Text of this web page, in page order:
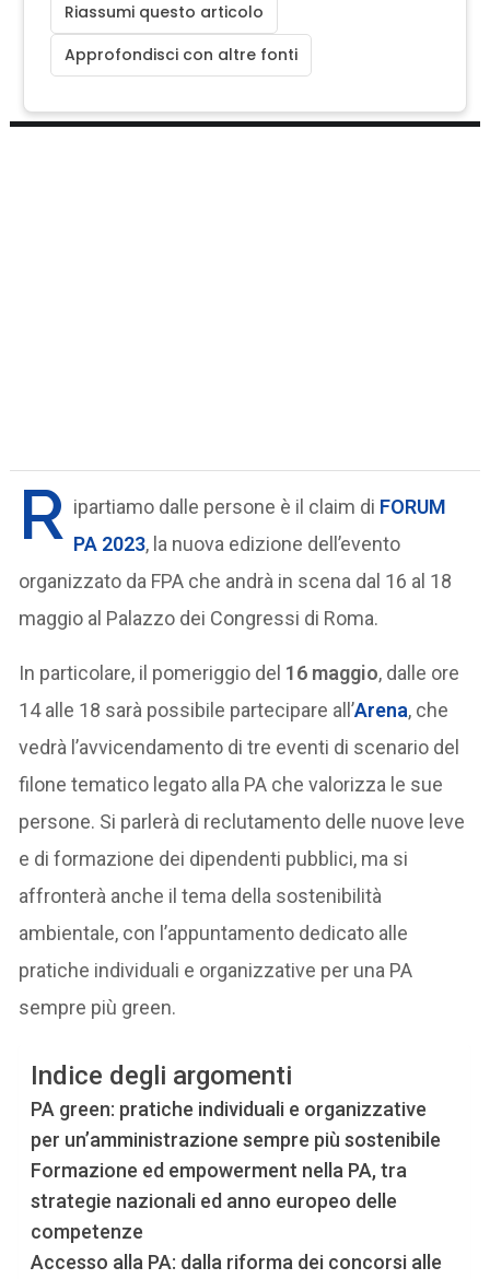
Riassumi questo articolo
Approfondisci con altre fonti
R ipartiamo dalle persone è il claim di FORUM
PA 2023, la nuova edizione dell’evento
organizzato da FPA che andrà in scena dal 16 al 18
maggio al Palazzo dei Congressi di Roma.
In particolare, il pomeriggio del 16 maggio, dalle ore
14 alle 18 sarà possibile partecipare all’Arena, che
vedrà l’avvicendamento di tre eventi di scenario del
filone tematico legato alla PA che valorizza le sue
persone. Si parlerà di reclutamento delle nuove leve
e di formazione dei dipendenti pubblici, ma si
affronterà anche il tema della sostenibilità
ambientale, con l’appuntamento dedicato alle
pratiche individuali e organizzative per una PA
sempre più green.
Indice degli argomenti
PA green: pratiche individuali e organizzative
per un’amministrazione sempre più sostenibile
Formazione ed empowerment nella PA, tra
strategie nazionali ed anno europeo delle
competenze
Accesso alla PA: dalla riforma dei concorsi alle